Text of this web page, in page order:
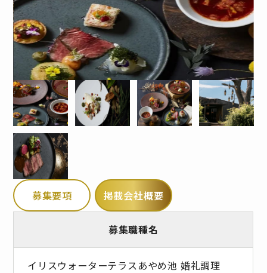
募集要項 掲載会社概要
募集職種名
イリスウォーターテラスあやめ池 婚礼調理